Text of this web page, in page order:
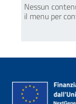
Nessun
il menu per